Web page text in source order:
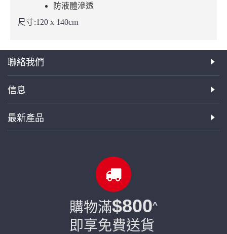
防液體滲透
尺寸:120 x 140cm
聯絡我們
信息
最新產品
購物滿$800^
即享免費送貨